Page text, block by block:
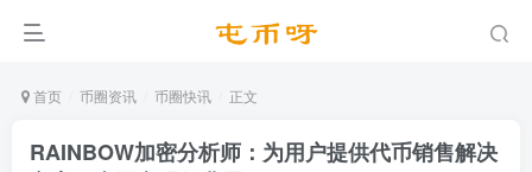
首页 币圈资讯 币圈快讯 正文
RAINBOW加密分析师：为用户提供代币销售解决